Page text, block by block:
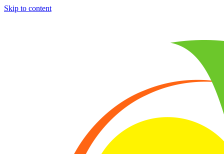
Skip to content